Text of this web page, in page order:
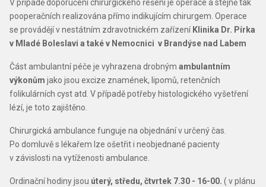
V případě doporučení chirurgického řešení je operace a stejně tak
pooperačních realizována přímo indikujícím chirurgem. Operace
se provádějí v nestátním zdravotnickém zařízení Klinika Dr. Pírka
v Mladé Boleslavi a také v Nemocnici v Brandýse nad Labem
Část ambulantní péče je vyhrazena drobným ambulantním
výkonům jako jsou excize znamének, lipomů, retenčních
folikulárních cyst atd. V případě potřeby histologického vyšetření
lézí, je toto zajištěno.
Chirurgická ambulance funguje na objednání v určený čas.
Po domluvě s lékařem lze ošetřit i neobjednané pacienty
v závislosti na vytíženosti ambulance.
Ordinační hodiny jsou úterý, středu, čtvrtek 7.30 - 16-00. ( v plánu